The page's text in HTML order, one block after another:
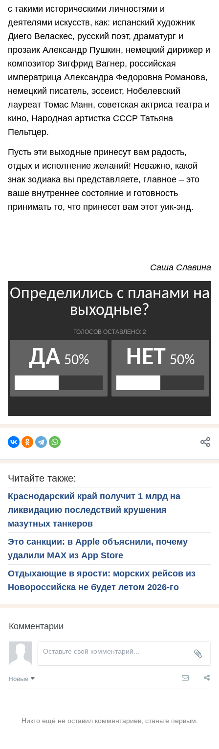
с такими историческими личностями и
деятелями искусств, как: испанский художник
Диего Веласкес, русский поэт, драматург и
прозаик Александр Пушкин, немецкий дирижер и
композитор Зигфрид Вагнер, российская
императрица Александра Федоровна Романова,
немецкий писатель, эссеист, Нобелевский
лауреат Томас Манн, советская актриса театра и
кино, Народная артистка СССР Татьяна
Пельтцер.
Пусть эти выходные принесут вам радость,
отдых и исполнение желаний! Неважно, какой
знак зодиака вы представляете, главное – это
ваше внутреннее состояние и готовность
принимать то, что принесет вам этот уик-энд.
Саша Славина
Читайте также:
Краснодарский край получит 1 млрд на
ликвидацию последствий крушения
мазутных танкеров
Это санкции: в Apple объяснили, почему
удалили МАХ из App Store
Отдыхающие в ярости: морских рейсов из
Новороссийска не будет летом 2026-го
Комментарии
Новые
Никто ещё не оставил комментариев, станьте первым.